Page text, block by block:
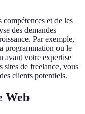
et de les
des demandes
Par exemple,
programmation ou le
avant votre expertise
sites de freelance, vous
clients potentiels.
Web